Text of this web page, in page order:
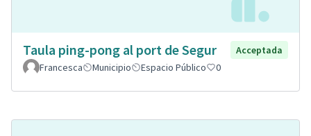
Taula ping-pong al port de Segur
Acceptada
Francesca
Municipio Espacio Público 0